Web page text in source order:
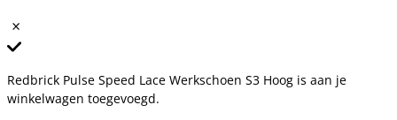
Redbrick Pulse Speed Lace Werkschoen S3 Hoog is aan je
winkelwagen toegevoegd.